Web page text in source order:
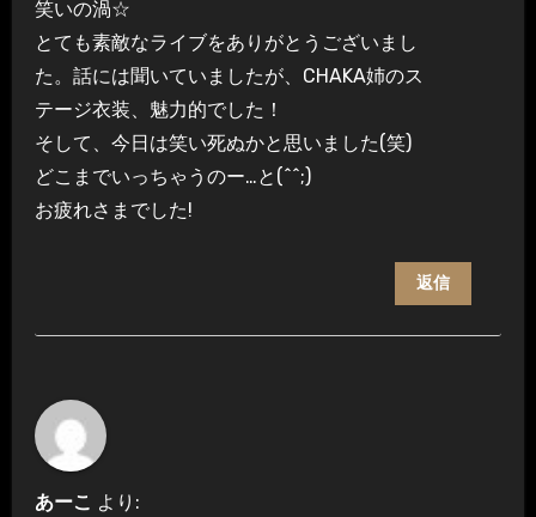
笑いの渦☆
とても素敵なライブをありがとうございまし
た。話には聞いていましたが、CHAKA姉のス
テージ衣装、魅力的でした！
そして、今日は笑い死ぬかと思いました(笑)
どこまでいっちゃうのー…と(^^;)
お疲れさまでした!
返信
あーこ より: